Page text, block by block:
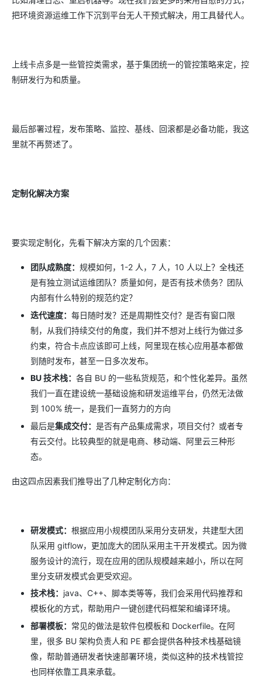
把环境资源运维工作下沉到平台无人干预式解决，用工具替代人。
上线卡点多是一些管控类需求，基于集团统一的管控策略来定，控
制研发行为和质量。
最后部署过程，发布策略、监控、基线、回滚都是必备功能，我这
里就不再赘述了。
定制化解决方案
要实现定制化，先看下解决方案的几个因素：
团队成熟度： 规模如何，1-2 人，7 人，10 人以上？全栈还
是有独立测试运维团队？质量如何，是否有技术债务？团队
内部有什么特别的规范约定？
迭代速度： 每日随时发？还是周期性交付？是否有窗口限
制，从我们持续交付的角度，我们并不想对上线行为做过多
约束，符合卡点应该即可上线，阿里现在核心应用基本都做
到随时发布，甚至一日多次发布。
BU 技术栈： 各自 BU 的一些私货规范，和个性化差异。虽然
我们一直在建设统一基础设施和研发运维平台，仍然无法做
到 100% 统一，是我们一直努力的方向
最后是集成交付： 是否有产品集成需求，项目交付？或者专
有云交付。比较典型的就是电商、移动端、阿里云三种形
态。
由这四点因素我们推导出了几种定制化方向：
研发模式： 根据应用小规模团队采用分支研发，共建型大团
队采用 gitflow，更加庞大的团队采用主干开发模式。因为微
服务设计的流行，现在应用的团队规模越来越小，所以在阿
里分支研发模式会更受欢迎。
技术栈： java、C++、脚本类等等，我们会采用代码推荐和
模板化的方式，帮助用户一键创建代码框架和编译环境。
部署模板： 常见的做法是软件包模板和 Dockerfile。在阿
里，很多 BU 架构负责人和 PE 都会提供各种技术栈基础镜
像，帮助普通研发者快速部署环境，类似这种的技术栈管控
也同样依靠工具来承载。